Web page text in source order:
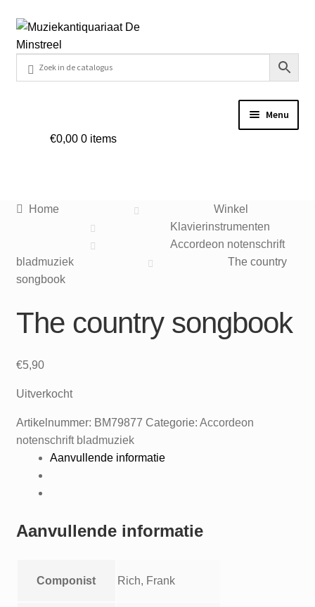
Ga
door
navigatie
Ga
naar
inhoud
Menu
Veel gestelde vragen
Winkel
€0,00 0 items
Home
Winkel
Klavierinstrumenten
Accordeon notenschrift
bladmuziek
The country
songbook
The country songbook
€5,90
Uitverkocht
Artikelnummer: BM79877 Categorie: Accordeon
notenschrift bladmuziek
Aanvullende informatie
Aanvullende informatie
Componist Rich, Frank